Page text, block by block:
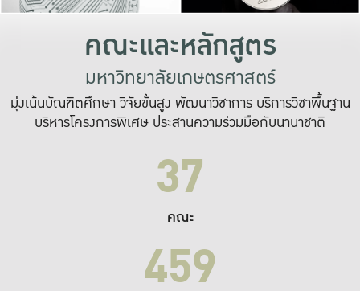
คณะและหลักสูตร
มหาวิทยาลัยเกษตรศาสตร์
มุ่งเน้นบัณฑิตศึกษา วิจัยขั้นสูง พัฒนาวิชาการ บริการวิชาพื้นฐาน
บริหารโครงการพิเศษ ประสานความร่วมมือกับนานาชาติ
37
คณะ
459